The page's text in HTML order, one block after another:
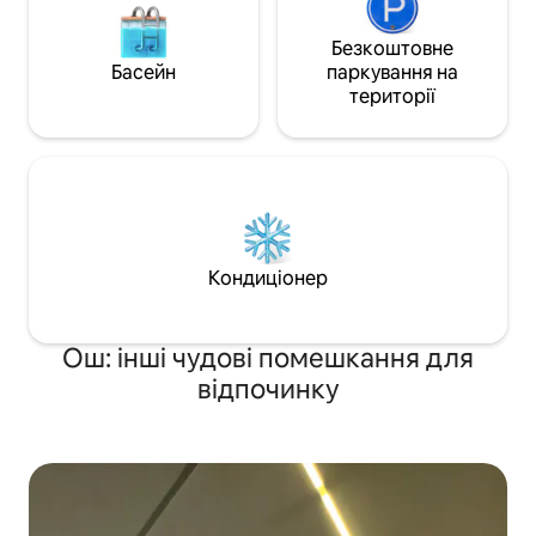
Басейн
Безкоштовне
паркування на
території
Кондиціонер
Ош: інші чудові помешкання для
відпочинку